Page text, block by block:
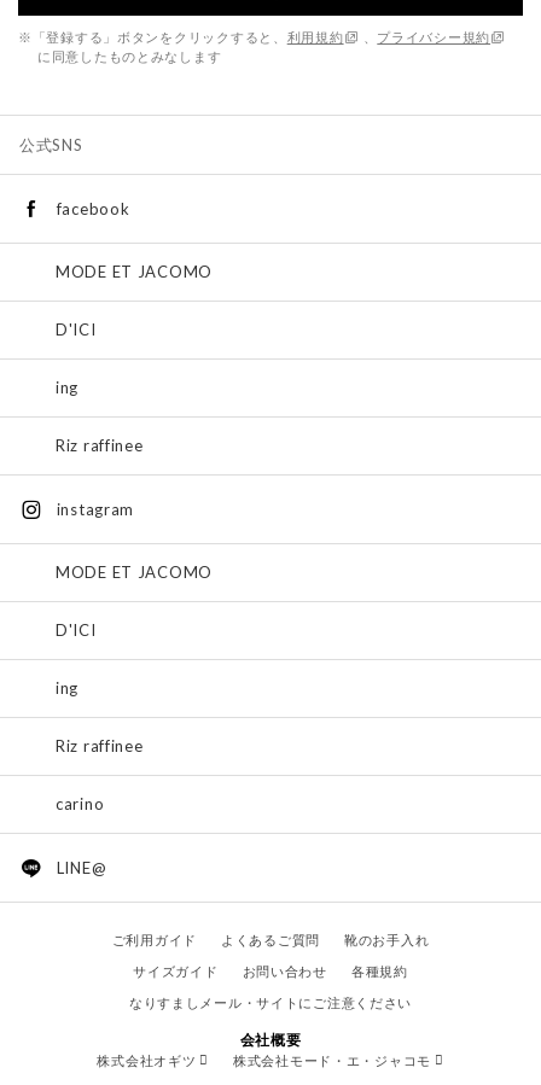
※「登録する」ボタンをクリックすると、 利用規約
プライバシー規約
に同意したものとみなします
公式SNS
facebook
MODE ET JACOMO
D'ICI
ing
Riz raffinee
instagram
MODE ET JACOMO
D'ICI
ing
Riz raffinee
carino
LINE@
ご利用ガイド よくあるご質問
靴のお手入れ
サイズガイド
お問い合わせ
各種規約
なりすましメール・サイトにご注意ください
会社概要
株式会社オギツ
株式会社モード・エ・ジャコモ